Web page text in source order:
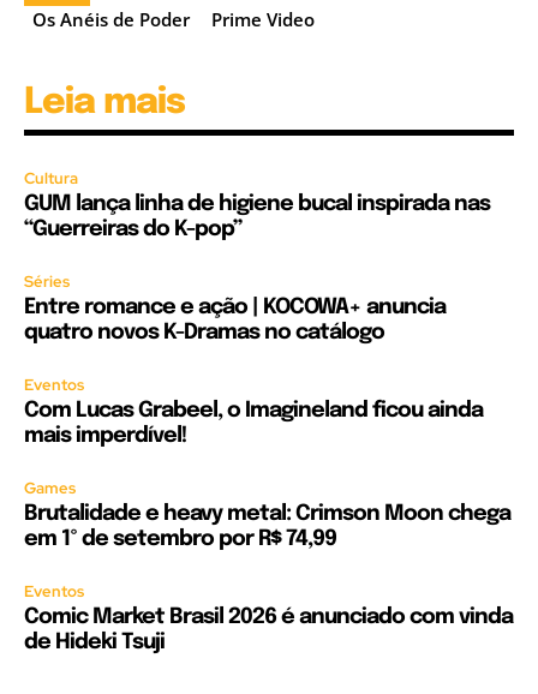
Os Anéis de Poder
Prime Video
Leia mais
Cultura
GUM lança linha de higiene bucal inspirada nas
“Guerreiras do K-pop”
Séries
Entre romance e ação | KOCOWA+ anuncia
quatro novos K-Dramas no catálogo
Eventos
Com Lucas Grabeel, o Imagineland ficou ainda
mais imperdível!
Games
Brutalidade e heavy metal: Crimson Moon chega
em 1º de setembro por R$ 74,99
Eventos
Comic Market Brasil 2026 é anunciado com vinda
de Hideki Tsuji